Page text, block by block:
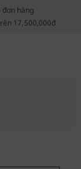
hàng
17,500,000đ